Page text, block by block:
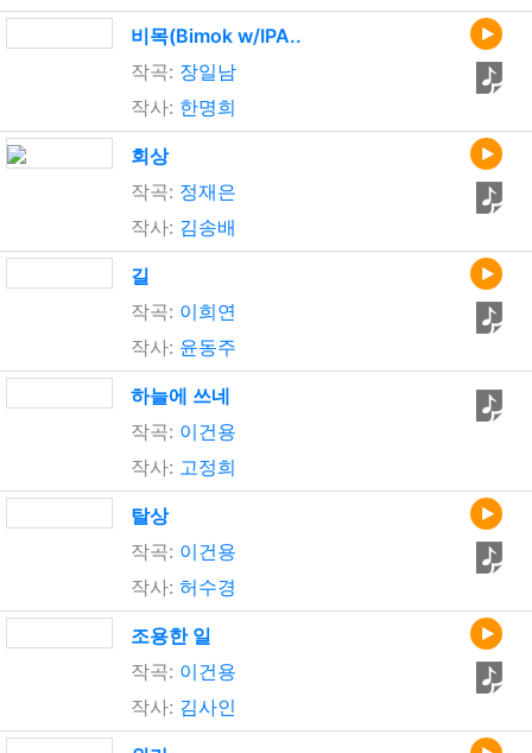
비목(Bimok w/IPA..
작곡: 장일남
작사: 한명희
회상
작곡: 정재은
작사: 김송배
길
작곡: 이희연
작사: 윤동주
하늘에 쓰네
작곡: 이건용
작사: 고정희
탈상
작곡: 이건용
작사: 허수경
조용한 일
작곡: 이건용
작사: 김사인